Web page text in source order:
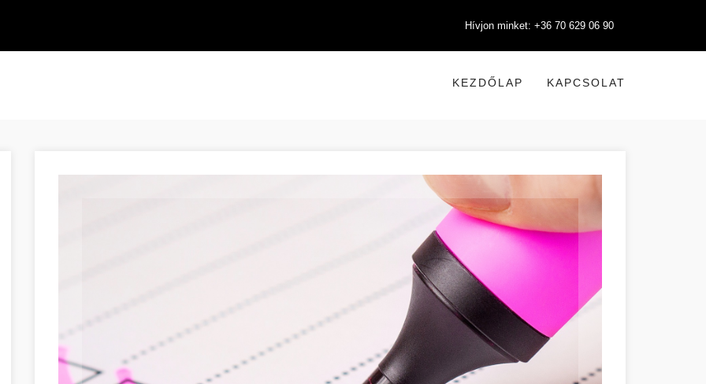
Hívjon minket: +36 70 629 06 90
KEZDŐLAP KAPCSOLAT